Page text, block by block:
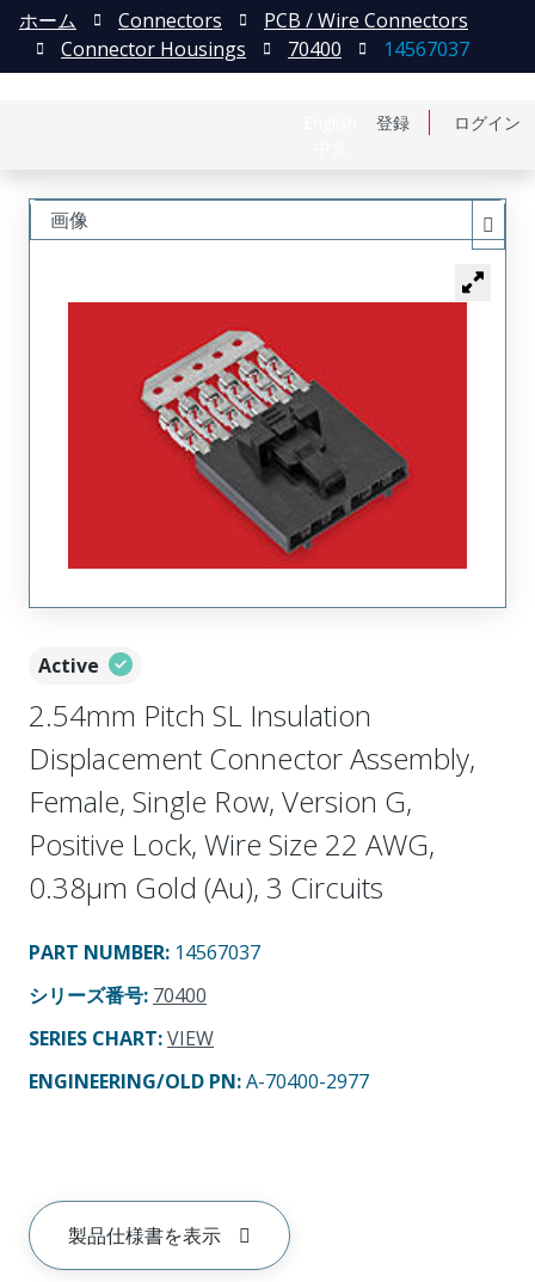
登録 ログイン
ホーム Connectors
PCB / Wire Connectors
Connector Housings
70400 14567037
Active
2.54mm Pitch SL Insulation
Displacement Connector Assembly,
Female, Single Row, Version G,
Positive Lock, Wire Size 22 AWG,
0.38µm Gold (Au), 3 Circuits
PART NUMBER: 14567037
シリーズ番号: 70400
SERIES CHART:VIEW
ENGINEERING/OLD PN:A-70400-2977
製品仕様書を表示
画像